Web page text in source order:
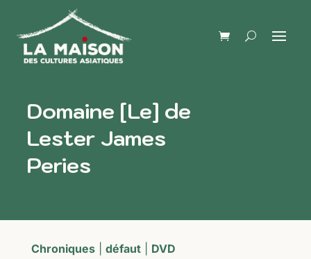
Domaine [Le] de
Lester James
Peries
Chroniques| défaut| DVD